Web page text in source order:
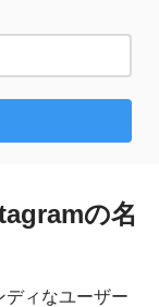
の名
ディなユーザー